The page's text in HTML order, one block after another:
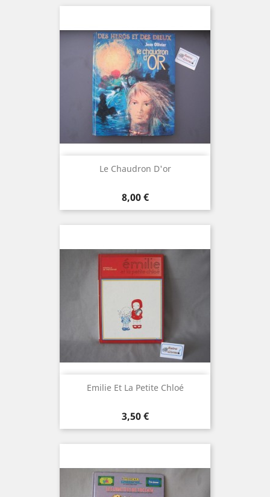
Le Chaudron D'or
Prix
8,00 €
Emilie Et La Petite Chloé
Prix
3,50 €